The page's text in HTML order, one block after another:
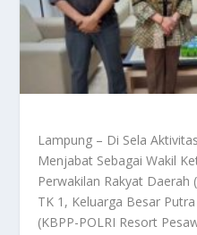
Lampung – Di Sela
Menjabat Sebagai Wakil
Perwakilan Rakyat Daerah
TK 1, Keluarga Besar
(KBPP-POLRI Resort